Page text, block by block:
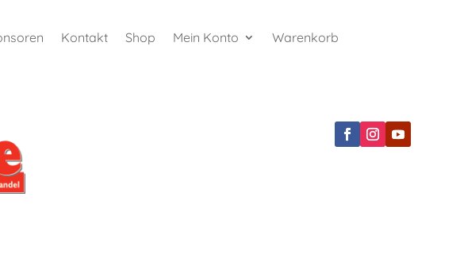
Kontakt Shop Mein Konto Warenkorb